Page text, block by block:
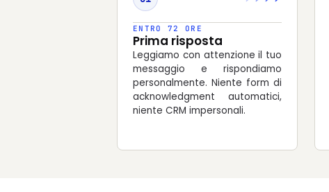
ENTRO 72 ORE
Prima risposta
Leggiamo con attenzione il tuo
messaggio e rispondiamo
personalmente. Niente form di
acknowledgment automatici,
niente CRM impersonali.